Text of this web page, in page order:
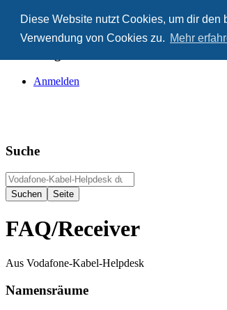
Diese Website nutzt Cookies, um dir
Verwendung von Cookies zu. Mehr
Anonym
Anmelden
Suche
FAQ/Receiver
Aus Vodafone-Kabel-Helpdesk
Namensräume